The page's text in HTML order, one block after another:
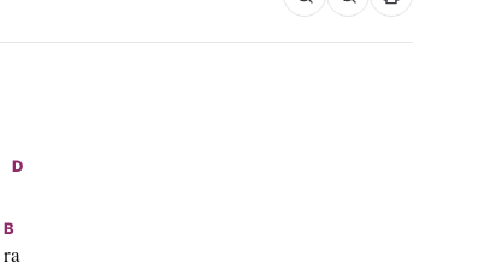
D
B
ra